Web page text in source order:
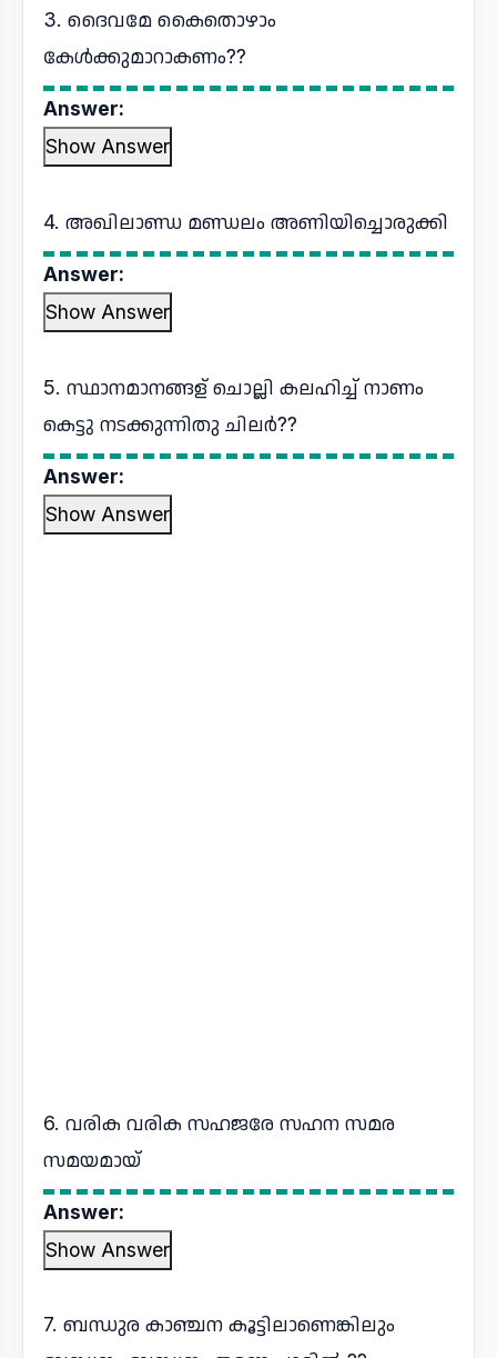
3. ദൈവമേ കൈതൊഴാം
കേൾക്കുമാറാകണം??
Answer:
Show Answer
4. അഖിലാണ്ഡ മണ്ഡലം അണിയിച്ചൊരുക്കി
Answer:
Show Answer
5. സ്ഥാനമാനങ്ങള് ചൊല്ലി കലഹിച്ച് നാണം
കെട്ടു നടക്കുന്നിതു ചിലർ??
Answer:
Show Answer
6. വരിക വരിക സഹജരേ സഹന സമര
സമയമായ്
Answer:
Show Answer
7. ബന്ധുര കാഞ്ചന കൂട്ടിലാണെങ്കിലും